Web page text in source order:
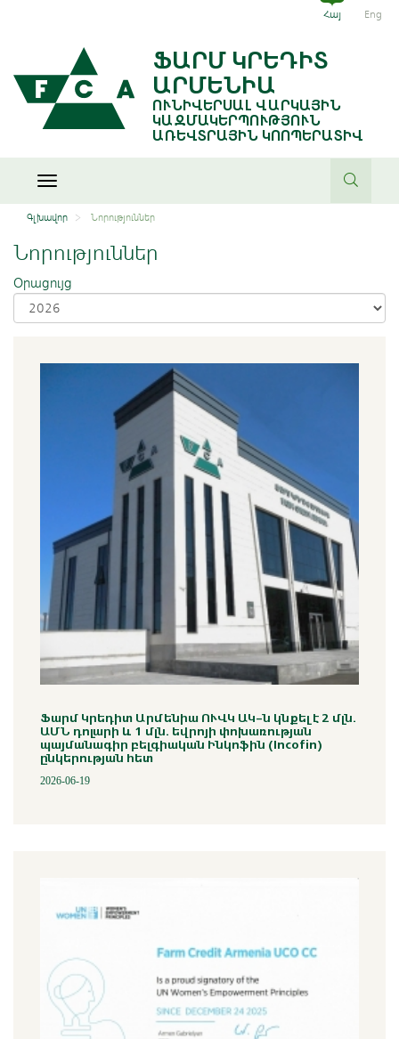
Հայ Eng
ՖԱՐՄ ԿՐԵԴԻՏ
ԱՐՄԵՆԻԱ
ՈՒՆԻՎԵՐՍԱԼ ՎԱՐԿԱՅԻՆ
ԿԱԶՄԱԿԵՐՊՈՒԹՅՈՒՆ
ԱՌԵՎՏՐԱՅԻՆ ԿՈՈՊԵՐԱՏԻՎ
Toggle
Գլխավոր Նորություններ
Նորություններ
Օրացույց
Ֆարմ Կրեդիտ Արմենիա ՈՒՎԿ ԱԿ-ն կնքել է 2 մլն.
ԱՄՆ դոլարի և 1 մլն. եվրոյի փոխառության
պայմանագիր բելգիական Ինկոֆին (Incofin)
ընկերության հետ
2026-06-19